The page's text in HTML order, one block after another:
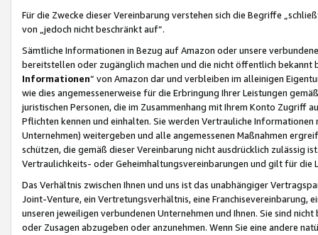
Für die Zwecke dieser Vereinbarung verstehen sich die Begriffe
von „jedoch nicht beschränkt auf“.
Sämtliche Informationen in Bezug auf Amazon oder unsere
bereitstellen oder zugänglich machen und die nicht öffentlich
Informationen“ von Amazon dar und verbleiben im alleinigen
wie dies angemessenerweise für die Erbringung Ihrer Leistungen
juristischen Personen, die im Zusammenhang mit Ihrem Konto
Pflichten kennen und einhalten. Sie werden Vertrauliche
Unternehmen) weitergeben und alle angemessenen Maßnahmen
schützen, die gemäß dieser Vereinbarung nicht ausdrücklich zulässig
Vertraulichkeits- oder Geheimhaltungsvereinbarungen und gilt für die
Das Verhältnis zwischen Ihnen und uns ist das unabhängiger
Joint-Venture, ein Vertretungsverhältnis, eine Franchisevereinbarung,
unseren jeweiligen verbundenen Unternehmen und Ihnen. Sie sind
oder Zusagen abzugeben oder anzunehmen. Wenn Sie eine andere